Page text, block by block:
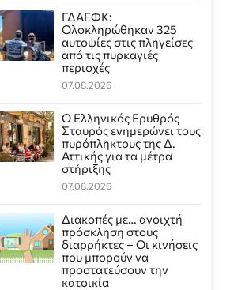
ΓΔΑΕΦΚ:
Ολοκληρώθηκαν 325
αυτοψίες στις πληγείσες
από τις πυρκαγιές
περιοχές
07.08.2026
Ο Ελληνικός Ερυθρός
Σταυρός ενημερώνει τους
πυρόπληκτους της Δ.
Αττικής για τα μέτρα
στήριξης
07.08.2026
Διακοπές με… ανοιχτή
πρόσκληση στους
διαρρήκτες – Οι κινήσεις
που μπορούν να
προστατεύσουν την
κατοικία